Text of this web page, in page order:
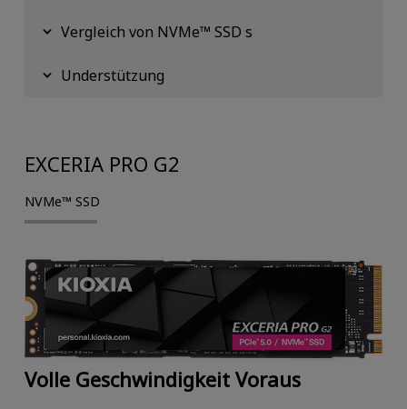
Vergleich von NVMe™ SSD s
Understützung
EXCERIA PRO G2
NVMe™ SSD
Volle Geschwindigkeit Voraus